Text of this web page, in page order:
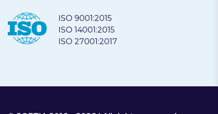
ISO 9001:2015
ISO 14001:2015
ISO 27001:2017